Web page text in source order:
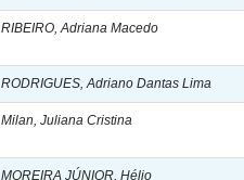
RIBEIRO, Adriana Macedo
RODRIGUES, Adriano Dantas Lima
Milan, Juliana Cristina
MOREIRA JÚNIOR, Hélio